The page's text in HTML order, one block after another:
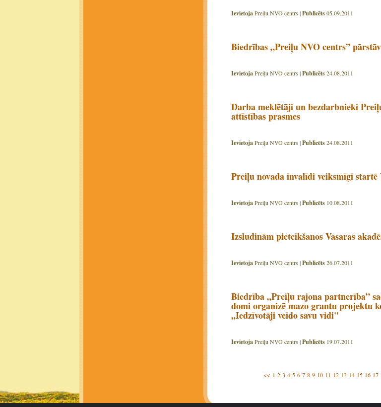
IevietojaPreiļu NVO centrs |Publicēts05.09.2011
Biedrības „Preiļu NVO centrs”
IevietojaPreiļu NVO centrs |Publicēts24.08.2011
Darba meklētāji un bezdarbnieki
attīstības prasmes
IevietojaPreiļu NVO centrs |Publicēts24.08.2011
Preiļu novada invalīdi veiksmīgi startē
IevietojaPreiļu NVO centrs |Publicēts 10.08.2011
Izsludinām pieteikšanos Vasaras
IevietojaPreiļu NVO centrs |Publicēts26.07.2011
Biedrība „Preiļu rajona partnerība”
domi organizē mazo grantu projektu
„Iedzīvotāji veido savu vidi"
IevietojaPreiļu NVO centrs |Publicēts 19.07.2011
<< 1 2 3 4 5 6 7 8 9 10 11 12 13 14 15 16 17